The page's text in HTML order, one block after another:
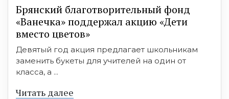
Брянский благотворительный фонд
«Ванечка» поддержал акцию «Дети
вместо цветов»
Девятый год акция предлагает школьникам
заменить букеты для учителей на один от
класса, а ...
Читать далее